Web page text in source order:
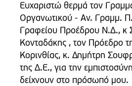
Ευχαριστώ θερμά τον
Οργανωτικού - Αν. Γραμμ.
Γραφείου Προέδρου Ν.Δ., κ
Κονταδάκης , τον Πρόεδρο
Κορινθίας, κ. Δημήτρη
της Δ.Ε., για την
δείχνουν στο πρόσωπό μου.